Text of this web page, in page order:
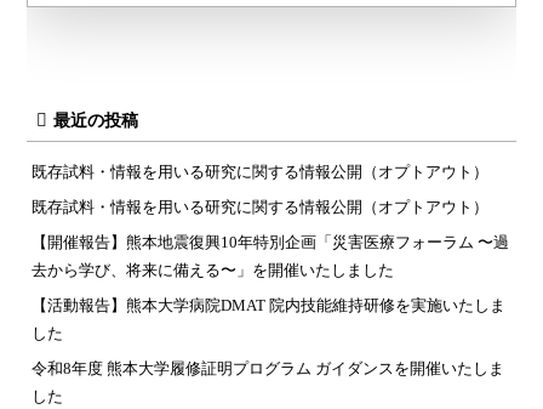
最近の投稿
既存試料・情報を用いる研究に関する情報公開（オプトアウト）
既存試料・情報を用いる研究に関する情報公開（オプトアウト）
【開催報告】熊本地震復興10年特別企画「災害医療フォーラム 〜過
去から学び、将来に備える〜」を開催いたしました
【活動報告】熊本大学病院DMAT 院内技能維持研修を実施いたしま
した
令和8年度 熊本大学履修証明プログラム ガイダンスを開催いたしま
した